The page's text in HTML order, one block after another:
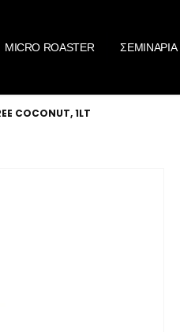
MICRO ROASTER ΣΕΜΙΝΑΡΙΑ
COCONUT, 1LT